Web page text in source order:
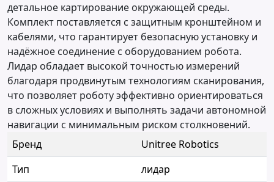
детальное картирование окружающей среды.
Комплект поставляется с защитным кронштейном и
кабелями, что гарантирует безопасную установку и
надёжное соединение с оборудованием робота.
Лидар обладает высокой точностью измерений
благодаря продвинутым технологиям сканирования,
что позволяет роботу эффективно ориентироваться
в сложных условиях и выполнять задачи автономной
навигации с минимальным риском столкновений.
Бренд
Unitree Robotics
Тип
лидар